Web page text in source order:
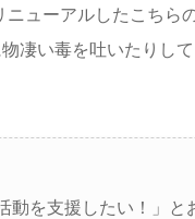
ニューアルしたこちら
凄い毒を吐いたりし
を支援したい！」と